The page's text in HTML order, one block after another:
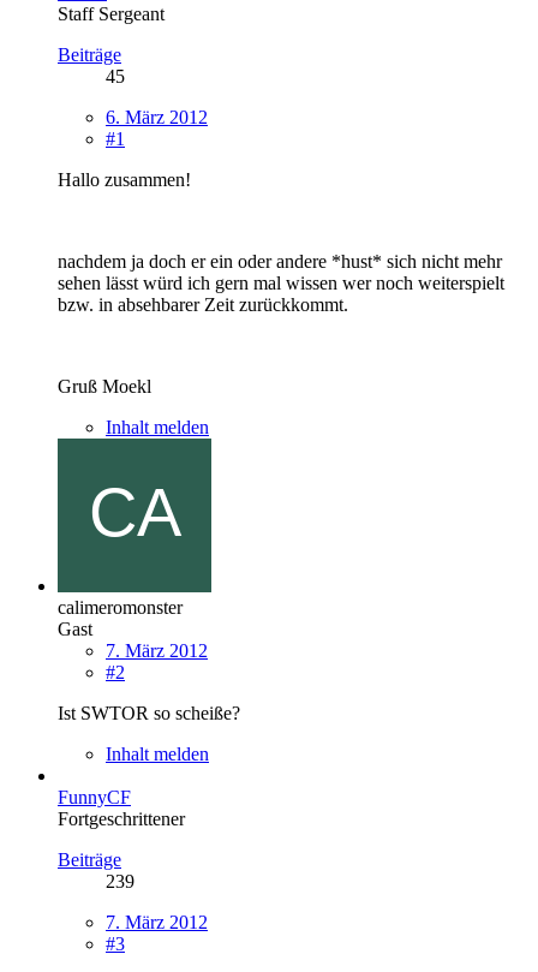
Staff Sergeant
Beiträge
45
6. März 2012
#1
Hallo zusammen!
nachdem ja doch er ein oder andere *hust* sich nicht mehr
sehen lässt würd ich gern mal wissen wer noch weiterspielt
bzw. in absehbarer Zeit zurückkommt.
Gruß Moekl
Inhalt melden
calimeromonster
Gast
7. März 2012
#2
Ist SWTOR so scheiße?
Inhalt melden
FunnyCF
Fortgeschrittener
Beiträge
239
7. März 2012
#3